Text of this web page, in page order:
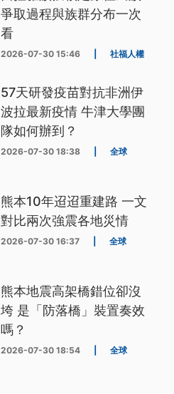
爭取過程與族群分布一次
看
2026-07-30 15:46 社福人權
57天研發疫苗對抗非洲伊
波拉最新疫情 牛津大學團
隊如何辦到？
2026-07-30 18:38 全球
熊本10年迢迢重建路 一文
對比兩次強震各地災情
2026-07-30 16:37 全球
熊本地震高架橋錯位卻沒
垮 是「防落橋」裝置奏效
嗎？
2026-07-30 18:54 全球